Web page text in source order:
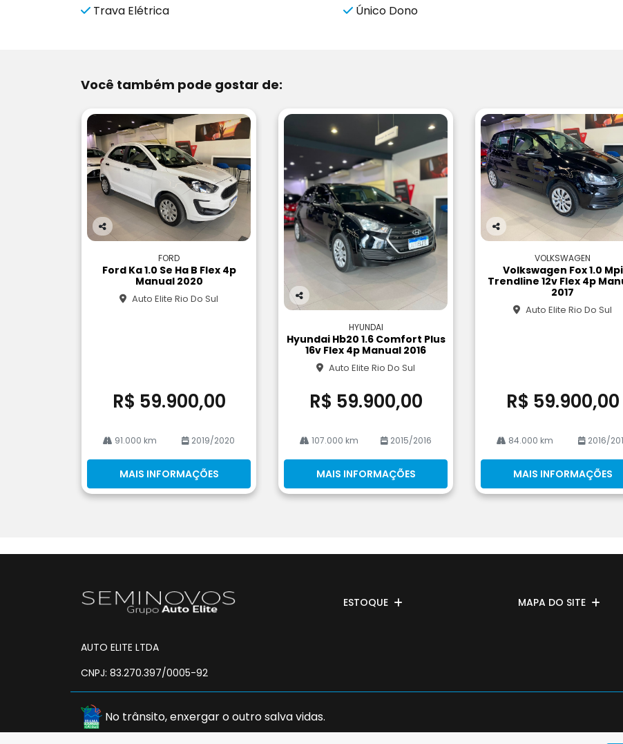
Trava Elétrica
Único Dono
Você também pode gostar de:
Co
rtil
FORD
Ford Ka 1.0 Se Ha B Flex 4p
Manual 2020
Auto Elite Rio Do Sul
R$ 59.900,00
91.000 km 2019/2020
MAIS INFORMAÇÕES
Co
rtil
HYUNDAI
Hyundai Hb20 1.6 Comfort Plus
16v Flex 4p Manual 2016
Auto Elite Rio Do Sul
R$ 59.900,00
107.000 km 2015/2016
MAIS INFORMAÇÕES
Co
rtil
he
VOLKSWAGEN
Volkswagen Fox 1.0 Mpi
Trendline 12v Flex 4p
2017
Auto Elite Rio Do Sul
R$ 59.900,00
84.000 km 2016/
MAIS INFORMAÇÕES
ESTOQUE MAPA DO SITE
AUTO ELITE LTDA
CNPJ: 83.270.397/0005-92
No trânsito, enxergar o outro salva vidas.